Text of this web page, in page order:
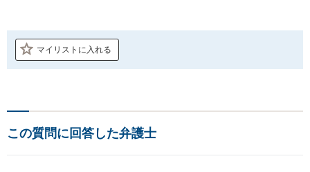
マイリストに入れる
この質問に回答した弁護士